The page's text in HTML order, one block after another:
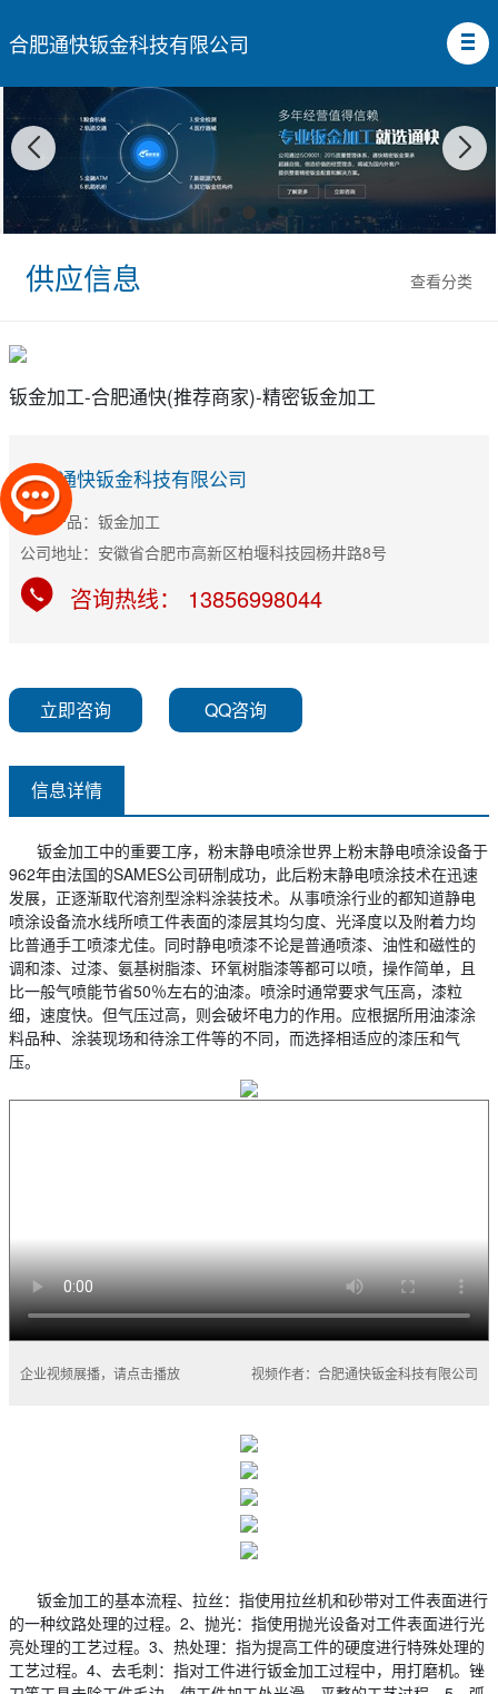
合肥通快钣金科技有限公司
查看分类
供应信息
钣金加工-合肥通快(推荐商家)-精密钣金加工
合肥通快钣金科技有限公司
主营产品：钣金加工
公司地址：安徽省合肥市高新区柏堰科技园杨井路8号
咨询热线： 13856998044
立即咨询 QQ咨询
信息详情
钣金加工中的重要工序，粉末静电喷涂世界上粉末静电喷涂设备于
962年由法国的SAMES公司研制成功，此后粉末静电喷涂技术在迅速
发展，正逐渐取代溶剂型涂料涂装技术。从事喷涂行业的都知道静电
喷涂设备流水线所喷工件表面的漆层其均匀度、光泽度以及附着力均
比普通手工喷漆尤佳。同时静电喷漆不论是普通喷漆、油性和磁性的
调和漆、过漆、氨基树脂漆、环氧树脂漆等都可以喷，操作简单，且
比一般气喷能节省50％左右的油漆。喷涂时通常要求气压高，漆粒
细，速度快。但气压过高，则会破坏电力的作用。应根据所用油漆涂
料品种、涂装现场和待涂工件等的不同，而选择相适应的漆压和气
压。
企业视频展播，请点击播放 视频作者：合肥通快钣金科技有限公司
钣金加工的基本流程、拉丝：指使用拉丝机和砂带对工件表面进行
的一种纹路处理的过程。2、抛光：指使用抛光设备对工件表面进行光
亮处理的工艺过程。3、热处理：指为提高工件的硬度进行特殊处理的
工艺过程。4、去毛刺：指对工件进行钣金加工过程中，用打磨机。锉